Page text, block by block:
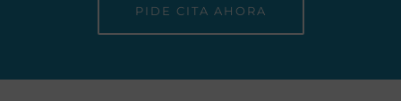
PIDE CITA AHORA